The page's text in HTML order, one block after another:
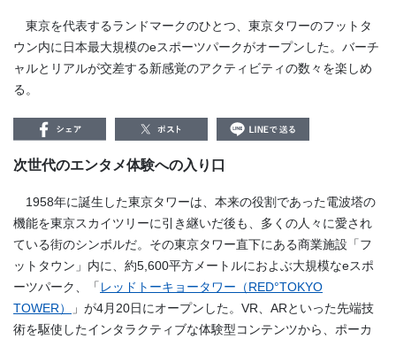
東京を代表するランドマークのひとつ、東京タワーのフットタ
ウン内に日本最大規模のeスポーツパークがオープンした。バーチ
ャルとリアルが交差する新感覚のアクティビティの数々を楽しめ
る。
次世代のエンタメ体験への入り口
1958年に誕生した東京タワーは、本来の役割であった電波塔の
機能を東京スカイツリーに引き継いだ後も、多くの人々に愛され
ている街のシンボルだ。その東京タワー直下にある商業施設「フ
ットタウン」内に、約5,600平方メートルにおよぶ大規模なeスポ
ーツパーク、「 レッドトーキョータワー（RED°TOKYO
TOWER） 」が4月 20日にオープンした。 VR ARといった先端技
術を駆使したインタラクティブな体験型コンテンツから、ポーカ